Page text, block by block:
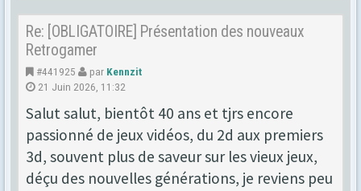
Re: [OBLIGATOIRE] Présentation des nouveaux
Retrogamer
#441925 par Kennzit
21 Juin 2026, 11:32
Salut salut, bientôt 40 ans et tjrs encore
passionné de jeux vidéos, du 2d aux premiers
3d, souvent plus de saveur sur les vieux jeux,
déçu des nouvelles générations, je reviens peu